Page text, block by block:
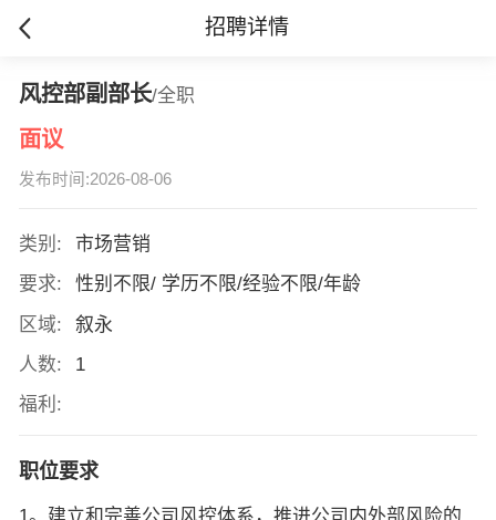
招聘详情
风控部副部长/全职
面议
发布时间:2026-08-06
类别:
市场营销
要求:
性别不限/ 学历不限/经验不限/年龄
区域:
叙永
人数:
1
福利:
职位要求
1。建立和完善公司风控体系，推进公司内外部风险的